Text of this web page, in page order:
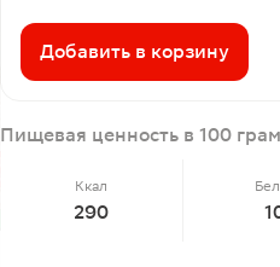
Добавить в корзину
Пищевая ценность в 100
Ккал
290